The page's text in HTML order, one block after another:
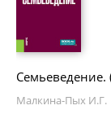
Семьеведение.
Малкина-Пых И.Г.